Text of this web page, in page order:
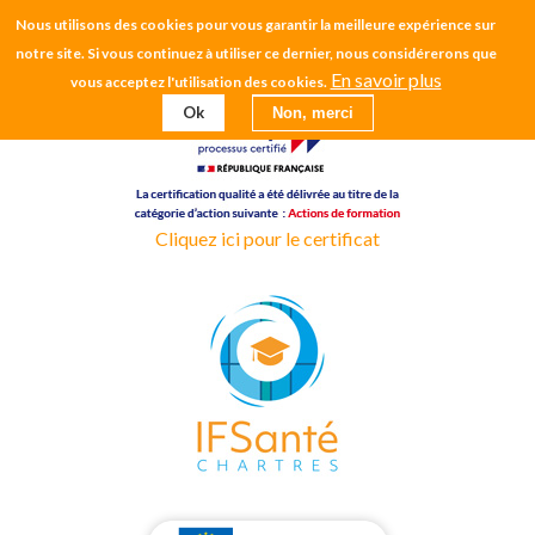
Nous utilisons des cookies pour vous garantir la meilleure expérience sur
notre site. Si vous continuez à utiliser ce dernier, nous considérerons que
vous acceptez l'utilisation des cookies. En savoir plus
Ok Non, merci
au
contenu
principal
CH CHARTRES
EHPAD
Cliquez ici pour le certificat